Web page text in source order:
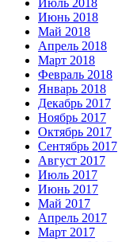
Июль 2018
Июнь 2018
Май 2018
Апрель 2018
Март 2018
Февраль 2018
Январь 2018
Декабрь 2017
Ноябрь 2017
Октябрь 2017
Сентябрь 2017
Август 2017
Июль 2017
Июнь 2017
Май 2017
Апрель 2017
Март 2017